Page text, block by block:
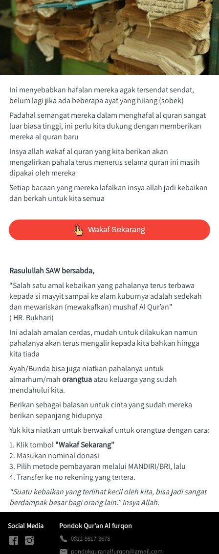
Ini menyebabkan hafalan mereka agak tersendat sendat,
belum lagi jika ada beberapa ayat yang hilang (sobek)
Padahal semangat mereka dalam menghafal al quran sangat
luar biasa tinggi, ini perlu kita dukung dengan memberikan
mereka al quran baru
Insya allah wakaf al quran yang kita berikan akan
mengalirkan pahala terus menerus selama quran ini masih
dipakai oleh mereka
Setiap bacaan yang mereka lafalkan insya allah jadi kebaikan
dan berkah untuk kita semua
` Wakaf Sekarang
Rasulullah SAW bersabda,
"Salah satu amal kebaikan yang pahalanya terus terbawa
kepada si mayyit sampai ke alam kuburnya adalah sedekah
dan mewariskan (mewakafkan) mushaf Al Qur’an"
( HR. Bukhari)
Ini adalah amalan cerdas, mudah untuk dilakukan namun
pahalanya akan terus mengalir kepada kita bahkan hingga
kita tiada
Ayah/Bunda bisa juga niatkan pahalanya untuk
almarhum/mah orangtua atau keluarga yang sudah
mendahului kita.
Berikan sebagai balasan untuk cinta yang sudah mereka
berikan sepanjang hidupnya
Yuk kita niatkan untuk berwakaf untuk orangtua dengan cara:
1. Klik tombol "Wakaf Sekarang"
2. Masukan nominal donasi
3. Pilih metode pembayaran melalui MANDIRI/BRI, lalu
4. Transfer ke no rekening yang tertera.
“Suatu kebaikan yang terlihat kecil oleh kita, bisa jadi sangat
berdampak besar bagi orang lain.” Insya Allah.
Social Media Pondok Qur'an Al furqon
0812-9817-3678
pondokquranalfurqon@gmail.com